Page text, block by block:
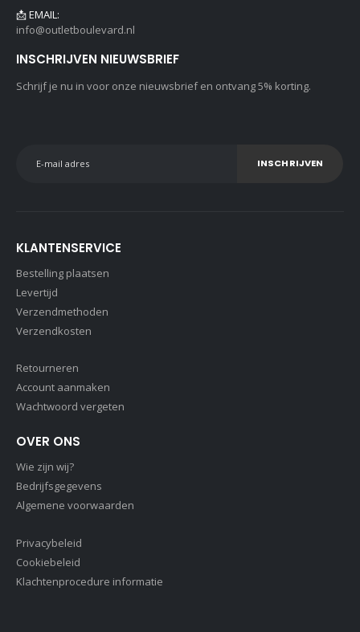
📩 EMAIL:
info@outletboulevard.nl
INSCHRIJVEN NIEUWSBRIEF
Schrijf je nu in voor onze nieuwsbrief en ontvang 5% korting.
INSCHRIJVEN
KLANTENSERVICE
Bestelling plaatsen
Levertijd
Verzendmethoden
Verzendkosten
Retourneren
Account aanmaken
Wachtwoord vergeten
OVER ONS
Wie zijn wij?
Bedrijfsgegevens
Algemene voorwaarden
Privacybeleid
Cookiebeleid
Klachtenprocedure informatie